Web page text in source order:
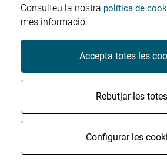
© Salut Sant Joan Reus Baix
reservats
Protecció de dades
Consulteu la nostra política de
més informació.
Accepta totes les
Rebutjar-les totes
Configurar les